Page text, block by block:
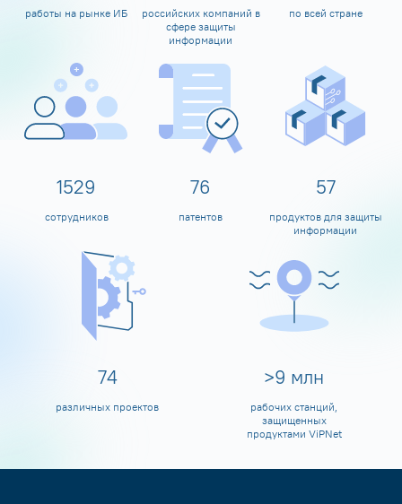
работы на рынке ИБ
российских компаний в
сфере защиты
информации
по всей стране
1600
сотрудников
80
патентов
60
продуктов для защиты
информации
80
различных проектов
>10 млн
рабочих станций,
защищенных
продуктами ViPNet